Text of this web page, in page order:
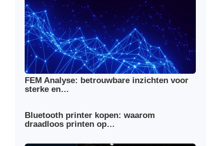
FEM Analyse: betrouwbare inzichten voor
sterke en…
Bluetooth printer kopen: waarom
draadloos printen op…